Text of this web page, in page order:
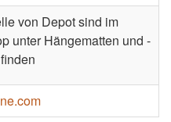
von Depot sind im
unter Hängematten und -